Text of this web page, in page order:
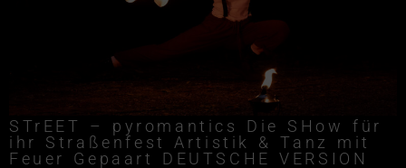
STrEET – pyromantics Die SHow für
ihr Straßenfest Artistik & Tanz mit
Feuer Gepaart DEUTSCHE VERSION